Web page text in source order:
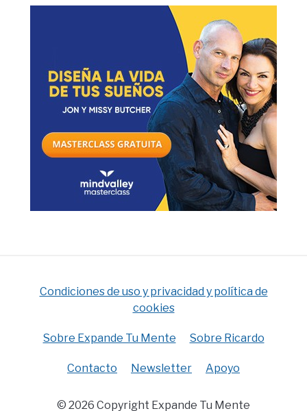
Condiciones de uso y privacidad y política de
cookies
Sobre Expande Tu Mente Sobre Ricardo
Contacto Newsletter Apoyo
© 2026 Copyright Expande Tu Mente